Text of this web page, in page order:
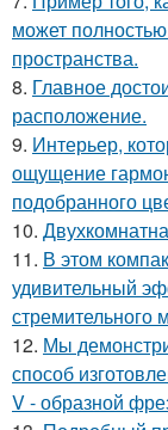
может
пространства.
8. Главное
расположение.
9. Интерьер,
ощущение
подобранного
10.
11. В этом
удивительный
стремительного
12. Мы
способ
V - образной